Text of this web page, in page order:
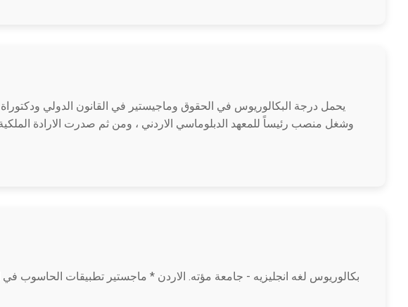
يحمل درجة البكالوريوس في الحقوق وماجيستير في القانون الدولي